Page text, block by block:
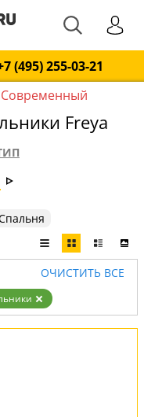
(495) 255-03-21
Современный
Freya
ОЧИСТИТЬ ВСЕ